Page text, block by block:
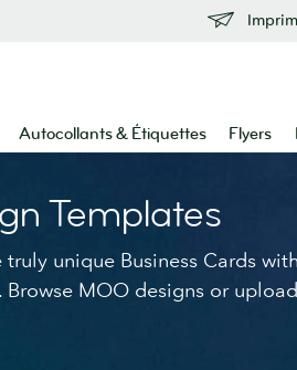
Autocollants & Étiquettes Flyers
Templates
unique Business Cards
Browse MOO designs or